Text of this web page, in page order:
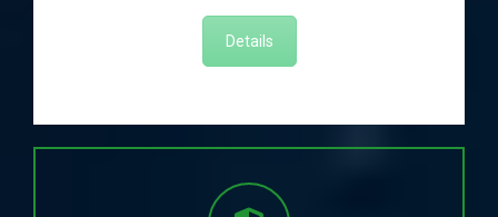
Details